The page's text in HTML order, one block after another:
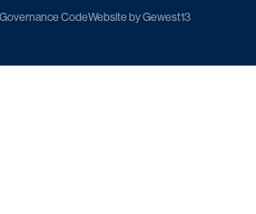
Governance CodeWebsite by Gewest13